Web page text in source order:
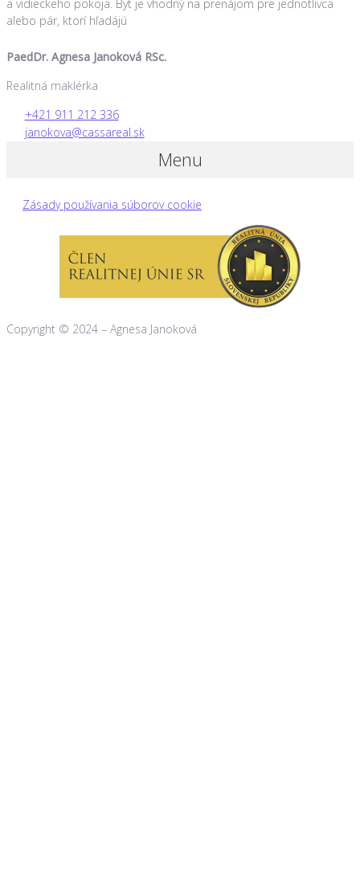
a vidieckeho pokoja. Byt je vhodný na prenájom pre jednotlivca
alebo pár, ktorí hľadájú
PaedDr. Agnesa Janoková RSc.
Realitná maklérka
+421 911 212 336
janokova@cassareal.sk
Menu
Zásady používania súborov cookie
Copyright © 2024 – Agnesa Janoková